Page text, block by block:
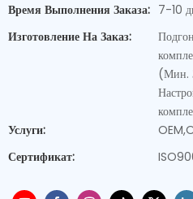
Время Выполнения Заказа: 7-10
Изготовление На Заказ:
(Мин.
Услуги:
Сертификат: